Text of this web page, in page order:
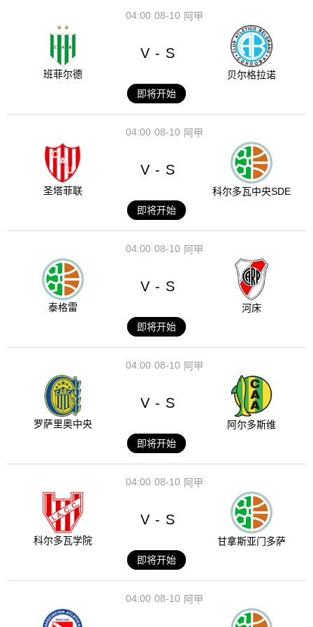
08-10
04:00 阿甲
班菲尔德
V - S
贝尔格拉诺
即将开始
08-10
04:00 阿甲
圣塔菲联
V - S
科尔多瓦中央SDE
即将开始
08-10
04:00 阿甲
泰格雷
V - S
河床
即将开始
08-10
04:00 阿甲
罗萨里奥中央
V - S
阿尔多斯维
即将开始
08-10
04:00 阿甲
科尔多瓦学院
V - S
甘拿斯亚门多萨
即将开始
08-10
04:00 阿甲